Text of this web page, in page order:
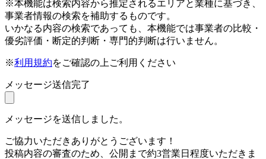
※本機能は検索内容から推定されるエリアと業種に基づき、
事業者情報の検索を補助するものです。
いかなる内容の検索であっても、本機能では事業者の比較・
優劣評価・断定的判断・専門的判断は行いません。
※利用規約をご確認の上ご利用ください
メッセージ送信完了
メッセージを送信しました。
ご協力いただきありがとうございます！
投稿内容の審査のため、公開まで約3営業日程度いただきま